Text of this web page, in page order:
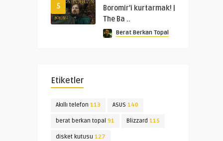
5
Boromir’i kurtarmak! |
The Ba ..
Berat Berkan Topal
Etiketler
Akıllı telefon 113 ASUS 140
berat berkan topal 91 Blizzard 115
disket kutusu 127